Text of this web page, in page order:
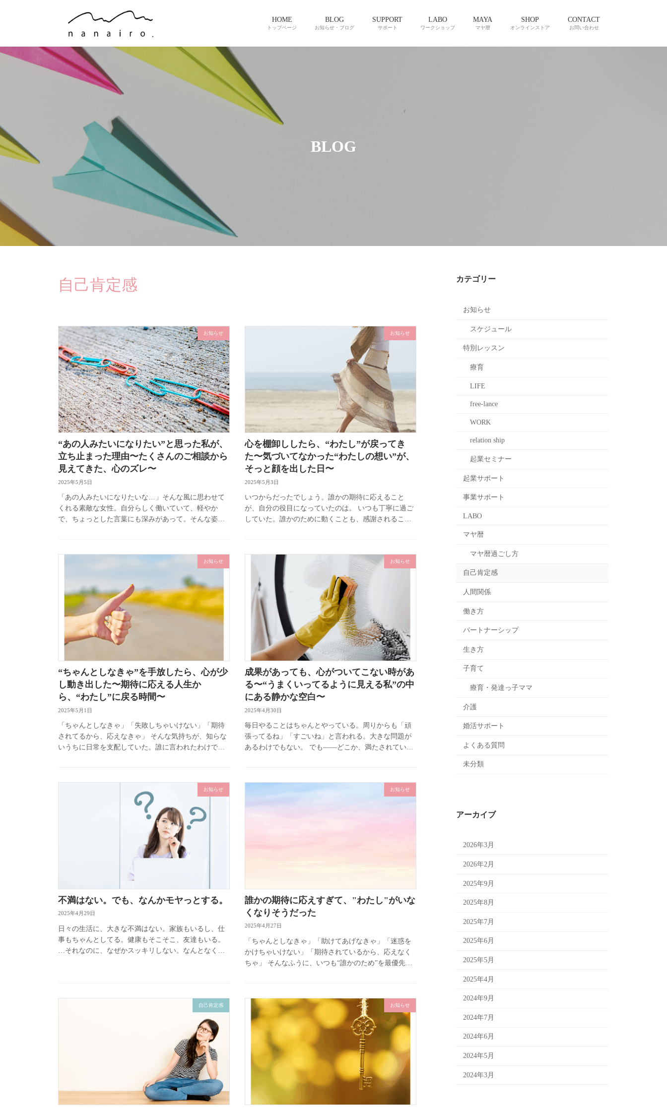
ツ
へ
シ
ョ
HOME
トップページ
BLOG
お知らせ・ブログ
SUPPORT
サポート
LABO
ワークショップ
MAYA
マヤ暦
SHOP
オンラインストア
CONTACT
お問い合わせ
BLOG
自己肯定感
お知らせ
“あの人みたいになりたい”と思った私が、
立ち止まった理由〜たくさんのご相談から
見えてきた、心のズレ〜
2025年5月5日
「あの人みたいになりたいな…」そんな風に思わせて
くれる素敵な女性。自分らしく働いていて、軽やか
で、ちょっとした言葉にも深みがあって。そんな姿に
お知らせ
心を棚卸ししたら、“わたし”が戻ってき
た〜気づいてなかった“わたしの想い”が、
そっと顔を出した日〜
2025年5月3日
いつからだったでしょう。誰かの期待に応えること
が、自分の役目になっていたのは。 いつも丁寧に過ご
していた。誰かのために動くことも、感謝されること
お知らせ
“ちゃんとしなきゃ”を手放したら、心が少
し動き出した〜期待に応える人生か
ら、“わたし”に戻る時間〜
2025年5月1日
「ちゃんとしなきゃ」「失敗しちゃいけない」「期待
されてるから、応えなきゃ」 そんな気持ちが、知らな
いうちに日常を支配していた。誰に言われたわけでも
お知らせ
成果があっても、心がついてこない時があ
る〜“うまくいってるように見える私”の中
にある静かな空白〜
2025年4月30日
毎日やることはちゃんとやっている。周りからも「頑
張ってるね」「すごいね」と言われる。大きな問題が
あるわけでもない。 でも――どこか、満たされていな
お知らせ
不満はない。でも、なんかモヤっとする。
2025年4月29日
日々の生活に、大きな不満はない。家族もいるし、仕
事もちゃんとしてる。健康もそこそこ、友達もいる。
…それなのに、なぜかスッキリしない。なんとなく、
お知らせ
誰かの期待に応えすぎて、"わたし"がいな
くなりそうだった
2025年4月27日
「ちゃんとしなきゃ」「助けてあげなきゃ」「迷惑を
かけちゃいけない」「期待されているから、応えなく
ちゃ」 そんなふうに、いつも“誰かのため”を最優先に
自己肯定感 お知らせ
カテゴリー
お知らせ
スケジュール
特別レッスン
療育
LIFE
free-lance
WORK
relation ship
起業セミナー
起業サポート
事業サポート
LABO
マヤ暦
マヤ暦過ごし方
自己肯定感
人間関係
働き方
パートナーシップ
生き方
子育て
療育・発達っ子ママ
介護
婚活サポート
よくある質問
未分類
アーカイブ
2026年3月
2026年2月
2025年9月
2025年8月
2025年7月
2025年6月
2025年5月
2025年4月
2024年9月
2024年7月
2024年6月
2024年5月
2024年3月